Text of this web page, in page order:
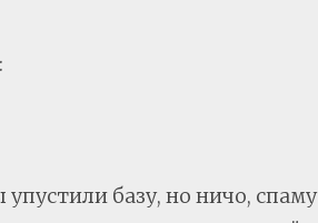
базу, но ничо, спаму